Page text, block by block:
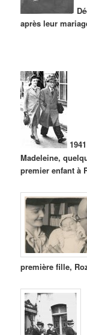
après leur
Madeleine,
premier enfant à
première fille,